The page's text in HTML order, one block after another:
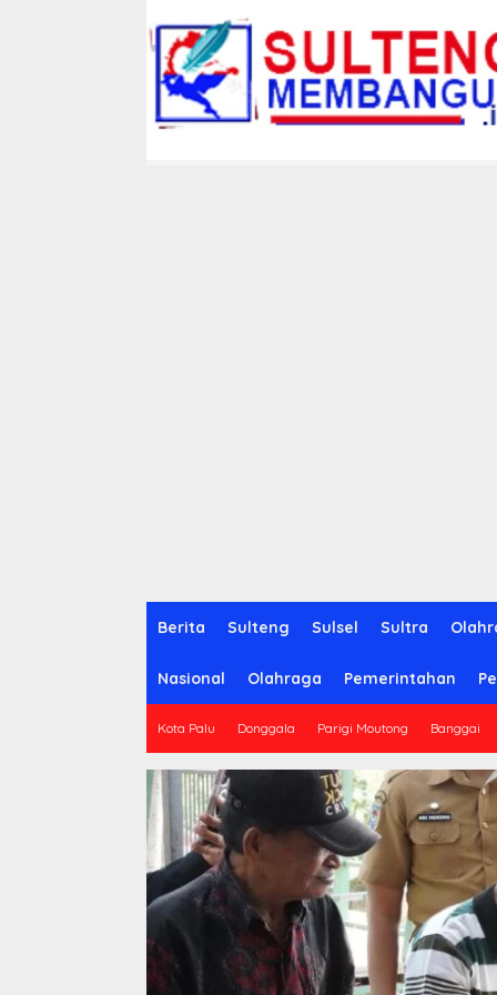
Berita Sulteng Sulsel Sultra
Nasional Olahraga Pemerintahan
Kota Palu Donggala Parigi Moutong Banggai